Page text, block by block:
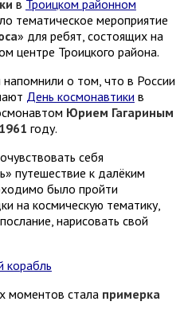
в Троицком районном
тематическое мероприятие
» для ребят, состоящих на
центре Троицкого района.
о том, что в России
День космонавтики в
Юрием Гагариным
1961 году.
себя
путешествие к далёким
было пройти
на космическую тематику,
нарисовать свой
моментов стала примерка